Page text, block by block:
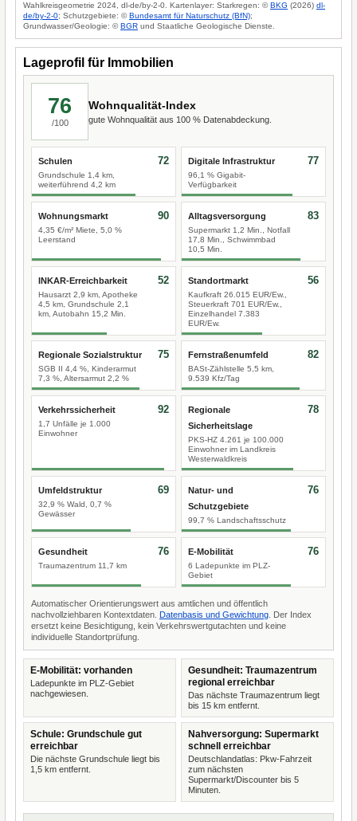
Wahlkreisgeometrie 2024, dl-de/by-2-0. Kartenlayer: Starkregen: ©BKG (2026) dl-
de/by-2-0; Schutzgebiete: ©Bundesamt für Naturschutz (BfN);
Grundwasser/Geologie: ©BGR und Staatliche Geologische Dienste.
Lageprofil für Immobilien
76
/100
Wohnqualität-Index
gute Wohnqualität aus 100 % Datenabdeckung.
Schulen
Grundschule 1,4 km,
weiterführend 4,2 km
72 Digitale Infrastruktur
96,1 % Gigabit-
Verfügbarkeit
77
Wohnungsmarkt
4,35 €/m² Miete, 5,0 %
Leerstand
90 Alltagsversorgung
Supermarkt 1,2 Min., Notfall
17,8 Min., Schwimmbad
10,5 Min.
83
INKAR-Erreichbarkeit
Hausarzt 2,9 km, Apotheke
4,5 km, Grundschule 2,1
km, Autobahn 15,2 Min.
52 Standortmarkt
Kaufkraft 26.015 EUR/Ew.,
Steuerkraft 701 EUR/Ew.,
Einzelhandel 7.383
EUR/Ew.
56
Regionale Sozialstruktur
SGB II 4,4 %, Kinderarmut
7,3 %, Altersarmut 2,2 %
75 Fernstraßenumfeld
BASt-Zählstelle 5,5 km,
9.539 Kfz/Tag
82
Verkehrssicherheit
1,7 Unfälle je 1.000
Einwohner
92
Regionale
Sicherheitslage
PKS-HZ 4.261 je 100.000
Einwohner im Landkreis
Westerwaldkreis
78
Umfeldstruktur
32,9 % Wald, 0,7 %
Gewässer
69
Natur- und
Schutzgebiete
99,7 % Landschaftsschutz
76
Gesundheit
Traumazentrum 11,7 km
76 E-Mobilität
6 Ladepunkte im PLZ-
Gebiet
76
Automatischer Orientierungswert aus amtlichen und öffentlich
nachvollziehbaren Kontextdaten. Datenbasis und Gewichtung . Der Index
ersetzt keine Besichtigung, kein Verkehrswertgutachten und keine
individuelle Standortprüfung.
E-Mobilität: vorhanden
Ladepunkte im PLZ-Gebiet
nachgewiesen.
Gesundheit: Traumazentrum
regional erreichbar
Das nächste Traumazentrum liegt
bis 15 km entfernt.
Schule: Grundschule gut
erreichbar
Die nächste Grundschule liegt bis
1,5 km entfernt.
Nahversorgung: Supermarkt
schnell erreichbar
Deutschlandatlas: Pkw-Fahrzeit
zum nächsten
Supermarkt/Discounter bis 5
Minuten.